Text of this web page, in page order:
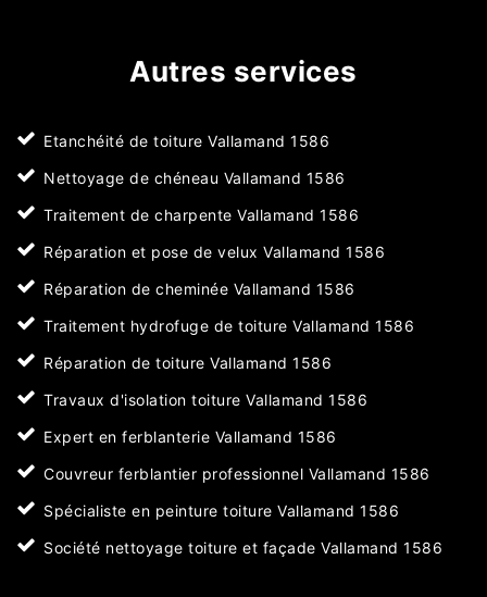
Autres services
Etanchéité de toiture Vallamand 1586
Nettoyage de chéneau Vallamand 1586
Traitement de charpente Vallamand 1586
Réparation et pose de velux Vallamand 1586
Réparation de cheminée Vallamand 1586
Traitement hydrofuge de toiture Vallamand 1586
Réparation de toiture Vallamand 1586
Travaux d'isolation toiture Vallamand 1586
Expert en ferblanterie Vallamand 1586
Couvreur ferblantier professionnel Vallamand 1586
Spécialiste en peinture toiture Vallamand 1586
Société nettoyage toiture et façade Vallamand 1586